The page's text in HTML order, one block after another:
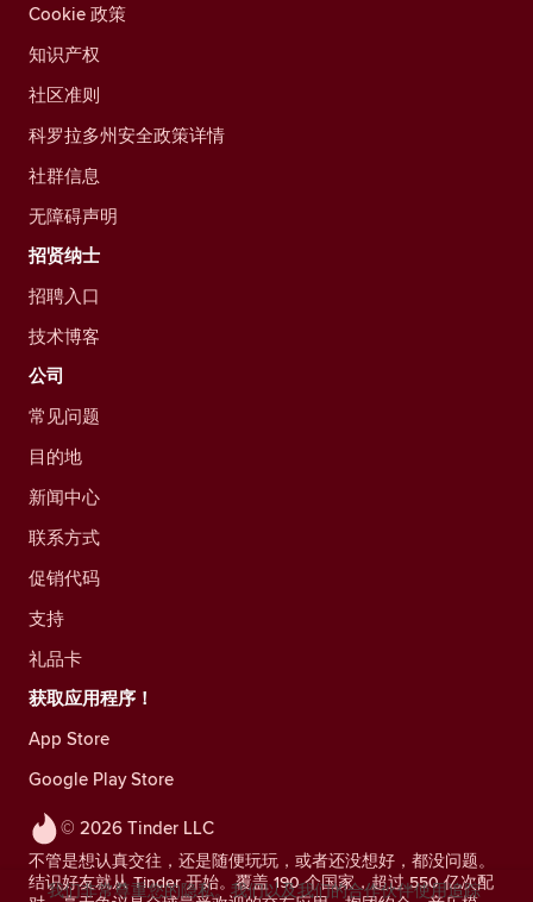
© 2026 Tinder LLC
不管是想认真交往，还是随便玩玩，或者还没想好，都没问题。
结识好友就从 Tinder 开始。覆盖 190 个国家，超过 550 亿次配
Cookie 政策
知识产权
社区准则
科罗拉多州安全政策详情
社群信息
无障碍声明
招贤纳士
招聘入口
技术博客
公司
常见问题
目的地
新闻中心
联系方式
促销代码
支持
礼品卡
获取应用程序！
App Store
Google Play Store
我们非常尊重您的隐私。我们以及我们的合作伙伴使用追踪